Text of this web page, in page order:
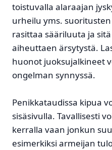
toistuvalla alaraajan
urheilu yms.
rasittaa sääriluuta ja
aiheuttaen ärsytystä.
huonot juoksujalkineet
ongelman synnyssä.
Penikkataudissa kipua
sisäsivulla. Tavallisesti
kerralla vaan jonkun
esimerkiksi armeijan